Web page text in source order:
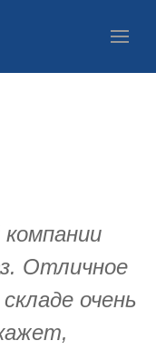
Отличное
очень